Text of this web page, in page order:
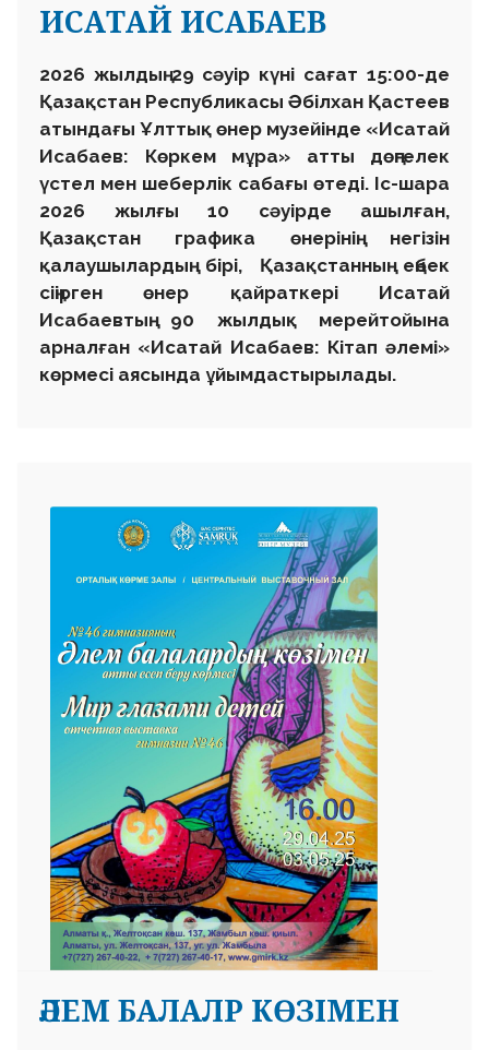
ИСАТАЙ ИСАБАЕВ
2026 жылдың 29 сәуір күні сағат 15:00-де
Қазақстан Республикасы Әбілхан Қастеев
атындағы Ұлттық өнер музейінде «Исатай
Исабаев: Көркем мұра» атты дөңгелек
үстел мен шеберлік сабағы өтеді. Іс-шара
2026 жылғы 10 сәуірде ашылған,
Қазақстан графика өнерінің негізін
қалаушылардың бірі, Қазақстанның еңбек
сіңірген өнер қайраткері Исатай
Исабаевтың 90 жылдық мерейтойына
арналған «Исатай Исабаев: Кітап әлемі»
көрмесі аясында ұйымдастырылады.
ӘЛЕМ БАЛАЛР КӨЗІМЕН